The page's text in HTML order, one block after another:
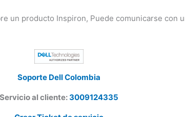
un producto Inspiron, Puede comunicarse con
Soporte Dell Colombia
Servicio al cliente:3009124335